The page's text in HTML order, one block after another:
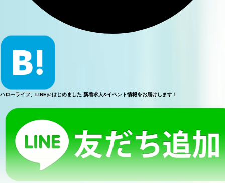
ハローライフ、LINE@はじめました 新着求人&イベント情報をお届けします！